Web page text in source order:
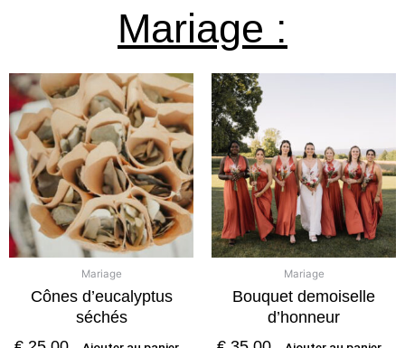
Mariage :
Mariage
Cônes d’eucalyptus
séchés
Mariage
Bouquet demoiselle
d’honneur